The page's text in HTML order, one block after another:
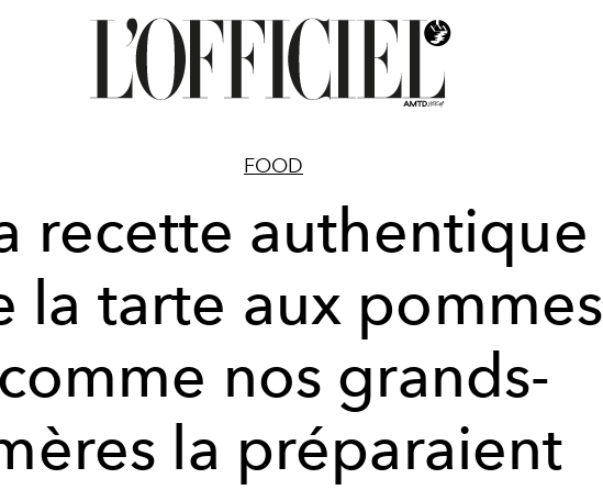
FOOD
recette authentique
la tarte aux pommes
comme nos grands-
la préparaient